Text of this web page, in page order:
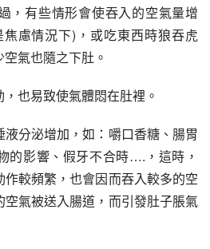
，有些情形會使吞入的空氣量增
慮情況下)，或吃東西時狼吞虎
氣也隨之下肚。
也易致使氣體悶在肚裡。
分泌增加，如：嚼口香糖、腸胃
的影響、假牙不合時….，這時，
較頻繁，也會因而吞入較多的空
氣被送入腸道，而引發肚子脹氣